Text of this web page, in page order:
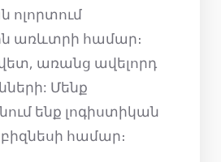
ոլորտում
առևտրի համար։
առանց ավելորդ
Մենք
ենք լոգիստիկան
համար։